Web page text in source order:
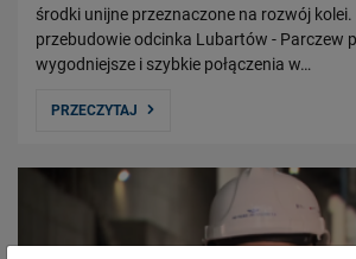
środki unijne przeznaczone na rozwój kolei.
przebudowie odcinka Lubartów - Parczew
wygodniejsze i szybkie połączenia w…
PRZECZYTAJ